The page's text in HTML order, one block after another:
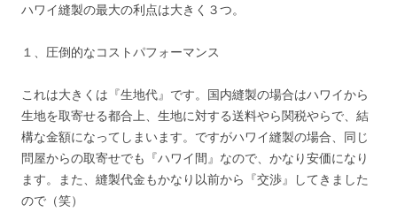
ハワイ縫製の最大の利点は大きく３つ。
１、圧倒的なコストパフォーマンス
これは大きくは『生地代』です。国内縫製の場合はハワイから
生地を取寄せる都合上、生地に対する送料やら関税やらで、結
構な金額になってしまいます。ですがハワイ縫製の場合、同じ
問屋からの取寄せでも『ハワイ間』なので、かなり安価になり
ます。また、縫製代金もかなり以前から『交渉』してきました
ので（笑）